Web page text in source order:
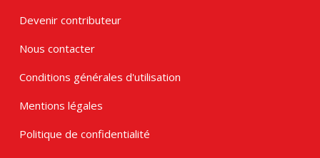
Devenir contributeur
Nous contacter
Conditions générales d'utilisation
Mentions légales
Politique de confidentialité